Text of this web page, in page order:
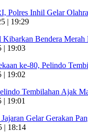
Polres Inhil Gelar
| 19:29
Kibarkan Bendera
| 19:03
ke-80, Pelindo
| 19:02
Tembilahan Ajak
| 19:01
Gelar Gerakan
| 18:14